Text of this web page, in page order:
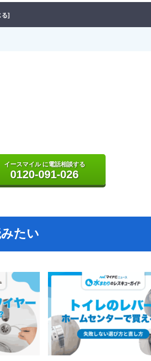
る]
イースマイル に電話相談する
0120-091-026
たい